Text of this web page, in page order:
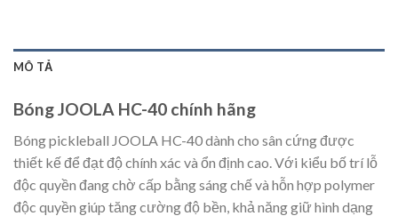
MÔ TẢ
Bóng JOOLA HC-40 chính hãng
Bóng pickleball JOOLA HC-40 dành cho sân cứng được
thiết kế để đạt độ chính xác và ổn định cao. Với kiểu bố trí lỗ
độc quyền đang chờ cấp bằng sáng chế và hỗn hợp polymer
độc quyền giúp tăng cường độ bền, khả năng giữ hình dạng